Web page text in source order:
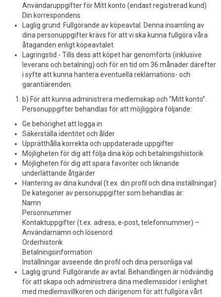
Användaruppgifter för Mitt konto (endast registrerad kund)
Din korrespondens
Laglig grund: Fullgörande av köpeavtal. Denna insamling av
dina personuppgifter krävs för att vi ska kunna fullgöra våra
åtaganden enligt köpeavtalet.
Lagringstid - Tills dess att köpet har genomförts (inklusive
leverans och betalning) och för en tid om 36 månader därefter
i syfte att kunna hantera eventuella reklamations- och
garantiärenden.
b) För att kunna administrera medlemskap och ”Mitt konto”.
Personuppgifter behandlas för att möjliggöra följande:
Ge behörighet att logga in
Säkerställa identitet och ålder
Upprätthålla korrekta och uppdaterade uppgifter
Möjligheten för dig att följa dina köp och betalningshistorik
Möjligheten för dig att spara favoriter och liknande
underlättande åtgärder
Hantering av dina kundval (t.ex. din profil och dina inställningar)
De kategorier av personuppgifter som behandlas är:
Namn
Personnummer
Kontaktuppgifter (t.ex. adress, e-post, telefonnummer) –
Användarnamn och lösenord
Orderhistorik
Betalningsinformation
Inställningar avseende din profil och dina personliga val
Laglig grund: Fullgörande av avtal. Behandlingen är nödvändig
för att skapa och administrera dina medlemssidor i enlighet
med medlemsvillkoren och därigenom för att fullgöra vårt